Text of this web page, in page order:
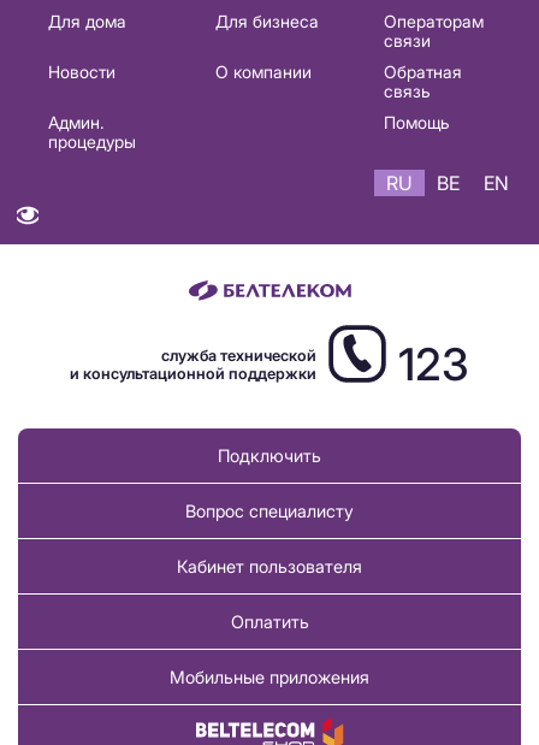
Основная
навигация
Для дома Для бизнеса
Операторам
связи
Новости
О компании
Обратная
связь
Админ.
процедуры
Помощь
RU BE EN
служба технической
и консультационной поддержки
123
Подключить
Вопрос специалисту
Кабинет пользователя
Оплатить
Мобильные приложения
Купить товар